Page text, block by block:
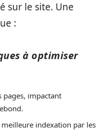
sur le site. Une
:
à optimiser
pages, impactant
indexation par les